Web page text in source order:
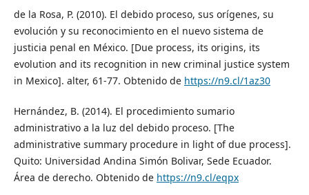
de la Rosa, P. (2010). El debido proceso, sus orígenes, su
evolución y su reconocimiento en el nuevo sistema de
justicia penal en México. [Due process, its origins, its
evolution and its recognition in new criminal justice system
in Mexico]. alter, 61-77. Obtenido de https://n9.cl/1az30
Hernández, B. (2014). El procedimiento sumario
administrativo a la luz del debido proceso. [The
administrative summary procedure in light of due process].
Quito: Universidad Andina Simón Bolivar, Sede Ecuador.
Área de derecho. Obtenido de https://n9.cl/eqpx